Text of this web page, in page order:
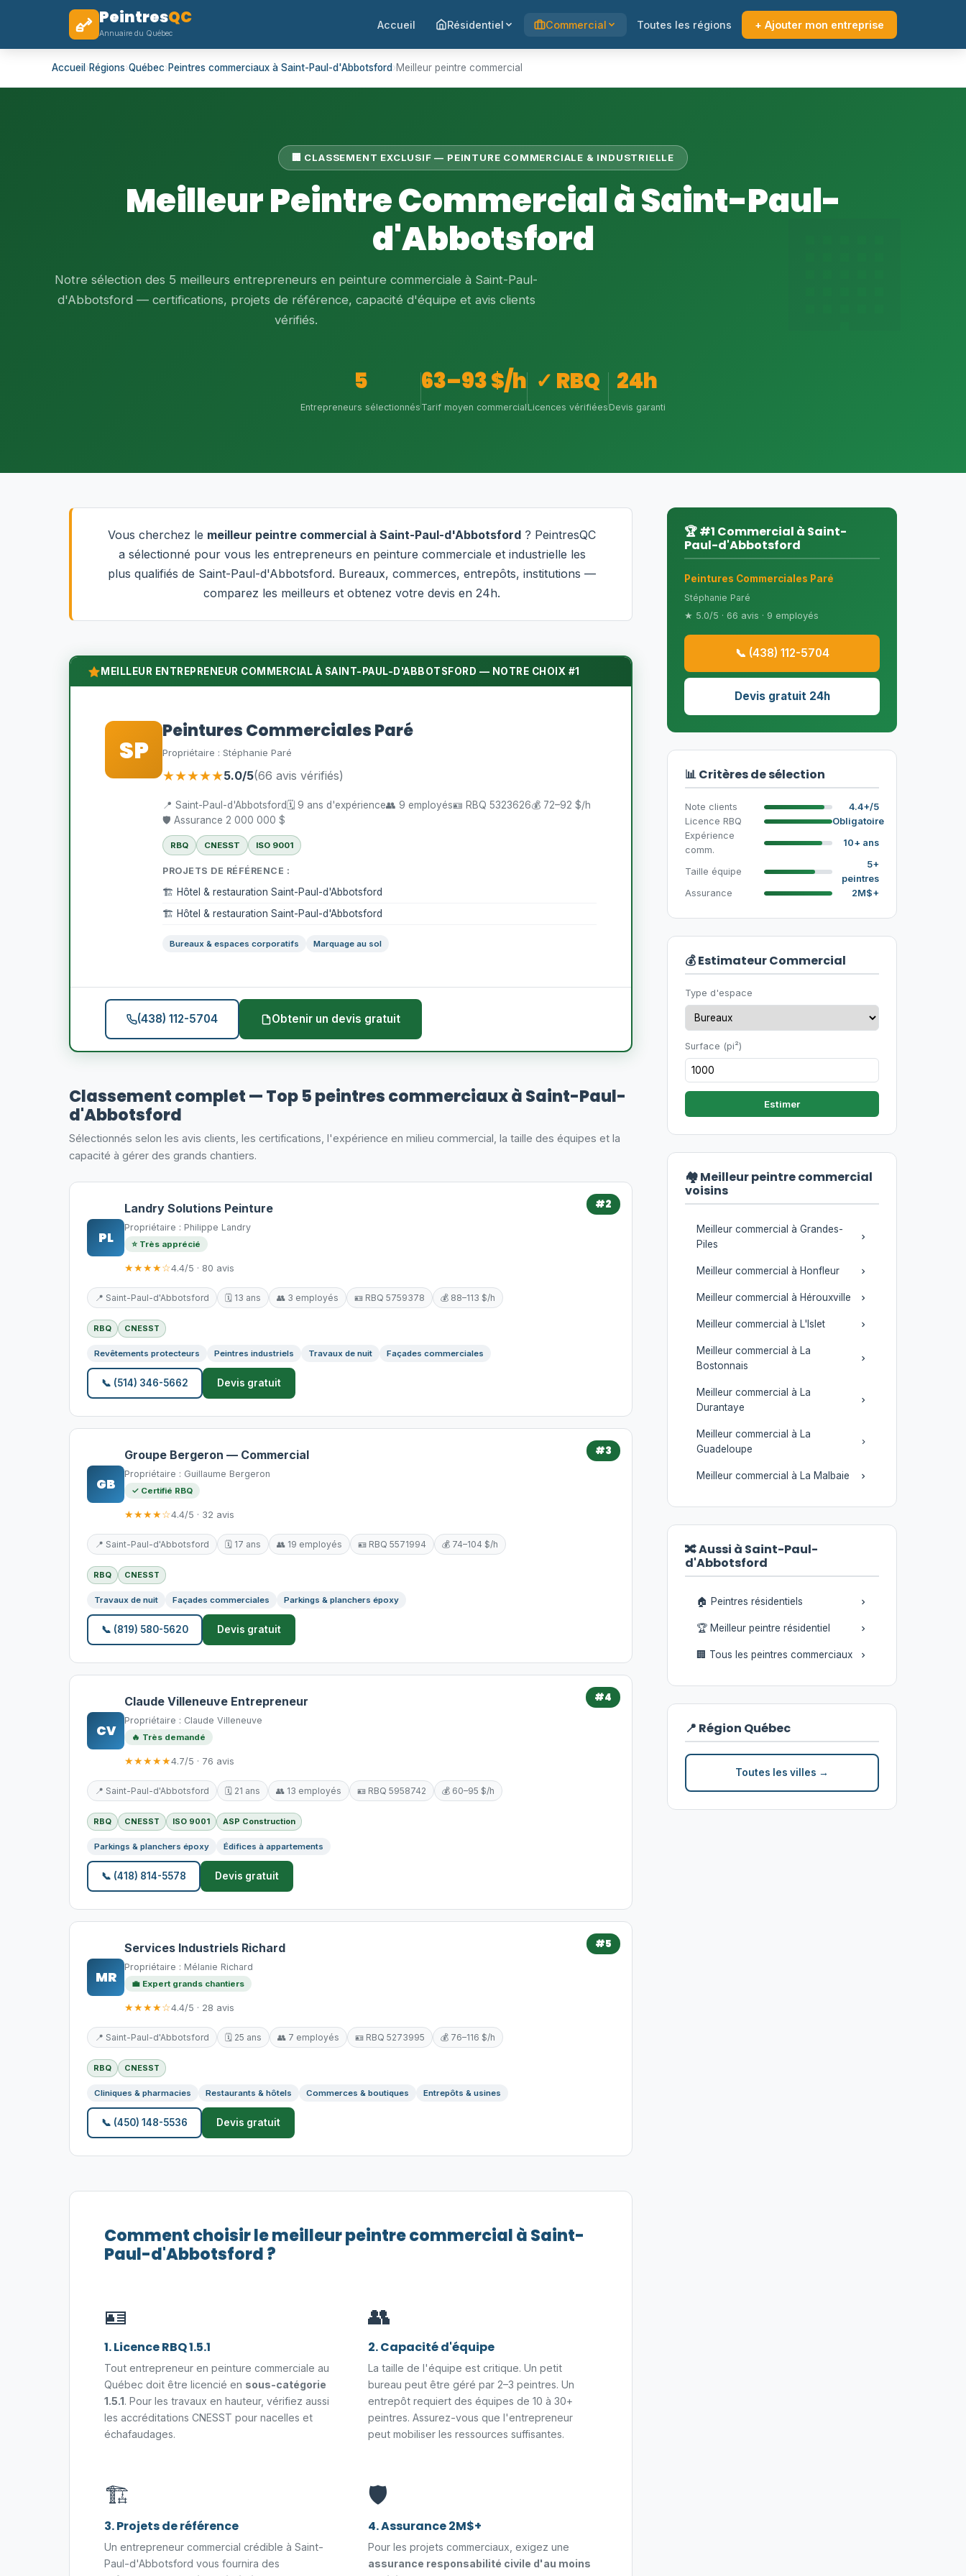
PeintresQC
Annuaire du Québec
Accueil Résidentiel Commercial Toutes les régions + Ajouter mon entreprise
Accueil ›Régions›Québec›Peintres commerciaux à Saint-Paul-d'Abbotsford›Meilleur peintre commercial
🏢 CLASSEMENT EXCLUSIF — PEINTURE COMMERCIALE & INDUSTRIELLE
Meilleur Peintre Commercial à Saint-Paul-
d'Abbotsford
Notre sélection des 5 meilleurs entrepreneurs en peinture commerciale à Saint-Paul-
d'Abbotsford — certifications, projets de référence, capacité d'équipe et avis clients
vérifiés.
5
Entrepreneurs sélectionnés
63–93 $/h
Tarif moyen commercial
✓ RBQ
Licences vérifiées
24h
Devis garanti
Vous cherchez le meilleur peintre commercial à Saint-Paul-d'Abbotsford ? PeintresQC
a sélectionné pour vous les entrepreneurs en peinture commerciale et industrielle les
plus qualifiés de Saint-Paul-d'Abbotsford. Bureaux, commerces, entrepôts, institutions —
comparez les meilleurs et obtenez votre devis en 24h.
MEILLEUR ENTREPRENEUR COMMERCIAL À SAINT-PAUL-D'ABBOTSFORD — NOTRE CHOIX #1
SP
Peintures Commerciales Paré
Propriétaire : Stéphanie Paré
★★★★★5.0/5(66 avis vérifiés)
📍 Saint-Paul-d'Abbotsford 🗓️ 9 ans d'expérience👥 9 employés🪪 RBQ 5323626💰 72–92 $/h
🛡️ Assurance 2 000 000 $
RBQ CNESST ISO 9001
PROJETS DE RÉFÉRENCE :
🏗️ Hôtel & restauration Saint-Paul-d'Abbotsford
🏗️ Hôtel & restauration Saint-Paul-d'Abbotsford
Bureaux & espaces corporatifs Marquage au sol
(438) 112-5704 Obtenir un devis gratuit
Classement complet — Top 5 peintres commerciaux à Saint-Paul-
d'Abbotsford
Sélectionnés selon les avis clients, les certifications, l'expérience en milieu commercial, la taille des équipes et la
capacité à gérer des grands chantiers.
#2
PL
Landry Solutions Peinture
Propriétaire : Philippe Landry
⭐ Très apprécié
★★★★☆4.4/5 · 80 avis
📍 Saint-Paul-d'Abbotsford 🗓️ 13 ans 👥 3 employés 🪪 RBQ 5759378 💰 88–113 $/h
RBQ CNESST
Revêtements protecteurs Peintres industriels Travaux de nuit Façades commerciales
📞 (514) 346-5662 Devis gratuit
#3
GB
Groupe Bergeron — Commercial
Propriétaire : Guillaume Bergeron
✓ Certifié RBQ
★★★★☆4.4/5 · 32 avis
📍 Saint-Paul-d'Abbotsford 🗓️ 17 ans 👥 19 employés 🪪 RBQ 5571994 💰 74–104 $/h
RBQ CNESST
Travaux de nuit Façades commerciales Parkings & planchers époxy
📞 (819) 580-5620 Devis gratuit
#4
CV
Claude Villeneuve Entrepreneur
Propriétaire : Claude Villeneuve
🔥 Très demandé
★★★★★4.7/5 · 76 avis
📍 Saint-Paul-d'Abbotsford 🗓️ 21 ans 👥 13 employés 🪪 RBQ 5958742 💰 60–95 $/h
RBQ CNESST ISO 9001 ASP Construction
Parkings & planchers époxy Édifices à appartements
📞 (418) 814-5578 Devis gratuit
#5
MR
Services Industriels Richard
Propriétaire : Mélanie Richard
💼 Expert grands chantiers
★★★★☆4.4/5 · 28 avis
📍 Saint-Paul-d'Abbotsford 🗓️ 25 ans 👥 7 employés 🪪 RBQ 5273995 💰 76–116 $/h
RBQ CNESST
Cliniques & pharmacies Restaurants & hôtels Commerces & boutiques Entrepôts & usines
📞 (450) 148-5536 Devis gratuit
Comment choisir le meilleur peintre commercial à Saint-
Paul-d'Abbotsford ?
🪪
1. Licence RBQ 1.5.1
Tout entrepreneur en peinture commerciale au
Québec doit être licencié en sous-catégorie
1.5.1. Pour les travaux en hauteur, vérifiez aussi
les accréditations CNESST pour nacelles et
échafaudages.
👥
2. Capacité d'équipe
La taille de l'équipe est critique. Un petit
bureau peut être géré par 2–3 peintres. Un
entrepôt requiert des équipes de 10 à 30+
peintres. Assurez-vous que l'entrepreneur
peut mobiliser les ressources suffisantes.
🏗️
3. Projets de référence
Un entrepreneur commercial crédible à Saint-
Paul-d'Abbotsford vous fournira des
🛡️
4. Assurance 2M$+
Pour les projets commerciaux, exigez une
assurance responsabilité civile d'au moins
🏆 #1 Commercial à Saint-
Paul-d'Abbotsford
Peintures Commerciales Paré
Stéphanie Paré
★ 5.0/5 · 66 avis · 9 employés
📞 (438) 112-5704
Devis gratuit 24h
📊 Critères de sélection
Note clients
4.4+/5
Licence RBQ
Obligatoire
Expérience
comm.
10+ ans
Taille équipe
5+
peintres
Assurance
2M$+
💰 Estimateur Commercial
Type d'espace
Surface (pi²)
Estimer
🏘️ Meilleur peintre commercial
voisins
Meilleur commercial à Grandes-
Piles
Meilleur commercial à Honfleur
Meilleur commercial à Hérouxville
Meilleur commercial à L'Islet
Meilleur commercial à La
Bostonnais
Meilleur commercial à La
Durantaye
Meilleur commercial à La
Guadeloupe
Meilleur commercial à La Malbaie
🔀 Aussi à Saint-Paul-
d'Abbotsford
🏠 Peintres résidentiels
🏆 Meilleur peintre résidentiel
🏢 Tous les peintres commerciaux
📍 Région Québec
Toutes les villes →